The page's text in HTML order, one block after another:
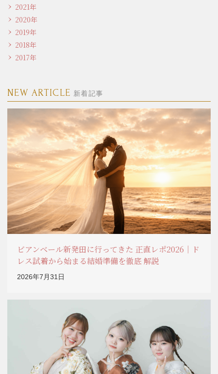
2021年
2020年
2019年
2018年
2017年
NEW ARTICLE 新着記事
ビアンベール新発田に行ってきた 正直レポ2026｜ド
レス試着から始まる結婚準備を徹底 解説
2026年7月31日